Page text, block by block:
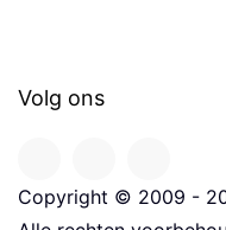
Volg ons
Copyright © 2009 -